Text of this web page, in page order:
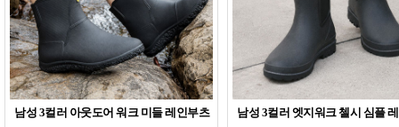
남성 3컬러 아웃도어 워크 미들 레인부츠
남성 3컬러 엣지워크 첼시 심플